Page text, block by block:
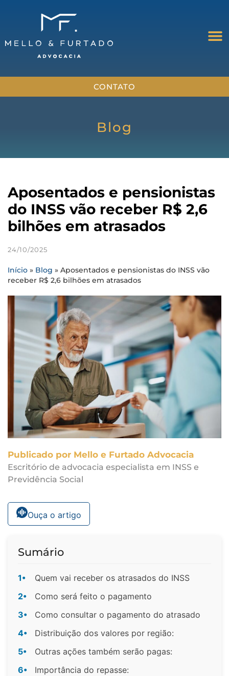
CONTATO
Blog
Aposentados e pensionistas
do INSS vão receber R$ 2,6
bilhões em atrasados
24/10/2025
Início » Blog » Aposentados e pensionistas do INSS vão
receber R$ 2,6 bilhões em atrasados
Publicado por Mello e Furtado Advocacia
Escritório de advocacia especialista em INSS e
Previdência Social
Ouça o artigo
Sumário
1•
Quem vai receber os atrasados do INSS
2•
Como será feito o pagamento
3•
Como consultar o pagamento do atrasado
4•
Distribuição dos valores por região:
5•
Outras ações também serão pagas:
6•
Importância do repasse: